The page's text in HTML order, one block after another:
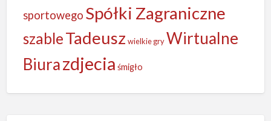
sportowego Spółki Zagraniczne
szableTadeusz wielkie gry Wirtualne
Biurazdjecia śmigło